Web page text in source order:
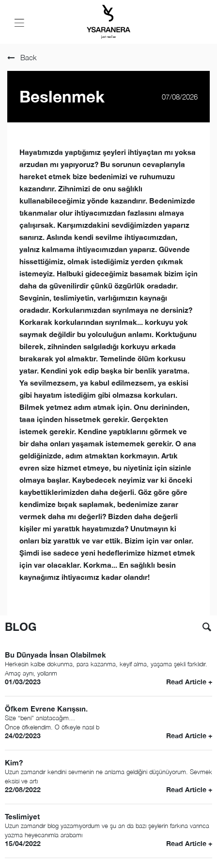
Back
Beslenmek 07/08/2026
Hayatımızda yaptığımız şeyleri ihtiyaçtan mı yoksa
arzudan mı yapıyoruz? Bu sorunun cevaplarıyla
hareket etmek bize bedenimizi ve ruhumuzu
kazandırır. Zihnimizi de onu sağlıklı
kullanabileceğimiz yönde kazandırır. Bedenimizde
tıkanmalar olur ihtiyacımızdan fazlasını almaya
çalışırsak. Karşımızdakini sevdiğimizden yaparız
sanırız. Aslında kendi sevilme ihtiyacımızdan,
yalnız kalmama ihtiyacımızdan yaparız. Güvende
hissettiğimiz, olmak istediğimiz yerden çıkmak
istemeyiz. Halbuki gideceğimiz basamak bizim için
daha da güvenilirdir çünkü özgürlük oradadır.
Sevginin, teslimiyetin, varlığımızın kaynağı
oradadır. Korkularımızdan sıyrılmaya ne dersiniz?
Korkarak korkularından sıyrılmak... korkuyu yok
saymak değildir bu yolculuğun anlamı. Korktuğunu
bilerek, zihninden salgıladığı korkuyu arkada
bırakarak yol almaktır. Temelinde ölüm korkusu
yatar. Kendini yok edip başka bir benlik yaratma.
Ya sevilmezsem, ya kabul edilmezsem, ya eskisi
gibi hayatım istediğim gibi olmazsa korkuları.
Bilmek yetmez adım atmak için. Onu derininden,
taaa içinden hissetmek gerekir. Gerçekten
istemek gerekir. Kendine yaptıklarını görmek ve
bir daha onları yaşamak istememek gerekir. O ana
geldiğinizde, adım atmaktan korkmayın. Artık
evren size hizmet etmeye, bu niyetiniz için sizinle
olmaya başlar. Kaybedecek neyimiz var ki önceki
kaybettiklerimizden daha değerli. Göz göre göre
kendimize bıçak saplamak, bedenimize zarar
vermek daha mı değerli? Bizden daha değerli
kişiler mi yarattık hayatımızda? Unutmayın ki
onları biz yarattık ve var ettik. Bizim için var onlar.
Şimdi ise sadece yeni hedeflerimize hizmet etmek
için var olacaklar. Korkma... En sağlıklı besin
kaynağımız ihtiyacımız kadar olandır!
BLOG
Bu Dünyada İnsan Olabilmek
Herkesin kalbe dokunma, para kazanma, keyif alma, yaşama şekli farklıdır.
Amaç aynı, yollarım
01/03/2023 Read Article +
Öfkem Evrene Karışsın.
Size “beni” anlatacağım…
Önce öfkelendim. O öfkeyle nasıl b
24/02/2023 Read Article +
Kim?
Uzun zamandır kendini sevmenin ne anlama geldiğini düşünüyorum. Sevmek
eksisi ve artı
22/08/2022 Read Article +
Teslimiyet
Uzun zamandır blog yazamıyordum ve şu an da bazı şeylerin farkına varınca
yazma heyecanımla arabamı
15/04/2022 Read Article +